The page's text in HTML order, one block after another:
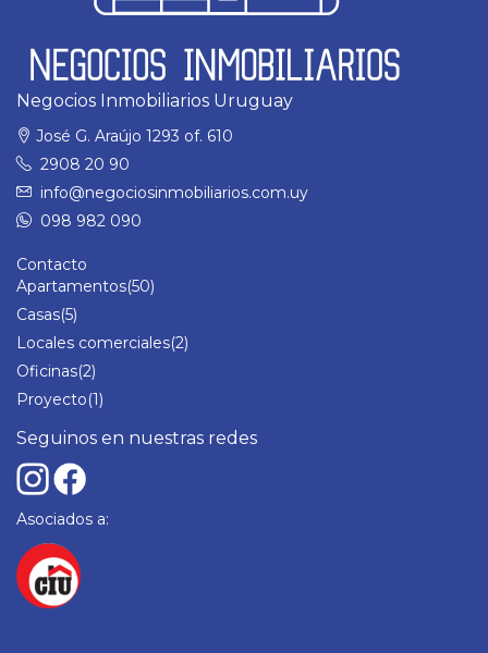
Negocios Inmobiliarios Uruguay
José G. Araújo 1293 of. 610
2908 20 90
info@negociosinmobiliarios.com.uy
098 982 090
Contacto
Apartamentos(50)
Casas(5)
Locales comerciales(2)
Oficinas(2)
Proyecto(1)
Seguinos en nuestras redes
Asociados a: